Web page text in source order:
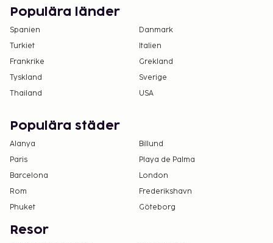
Depositionen ska betalas via banköverföring
inom 48 timmar efter bokning.
Vi har listat alla tilläggsavgifter som boendet har
upplyst oss om.
Parkeringsavgift: EUR 5 per dag
Avgift för husdjur: EUR 5 per husdjur per dag
Städning finns tillgänglig mot en tilläggsavgift
Spjälsäng (babysäng): EUR 5.0 per natt
Det är möjligt att listan ovan inte är fullständig,
samt att avgifter och depositioner inte inkluderar
skatt. Observera att dessa kan komma att ändras.
Gäster kan tillåtas att ta med sig husdjur om de
kontaktar boendet direkt. Kontaktuppgifter
Populära länder
Spanien
Danmark
Turkiet
Italien
Frankrike
Grekland
Tyskland
Sverige
Thailand
USA
Populära städer
Alanya
Billund
Paris
Playa de Palma
Barcelona
London
Rom
Frederikshavn
Phuket
Göteborg
Resor